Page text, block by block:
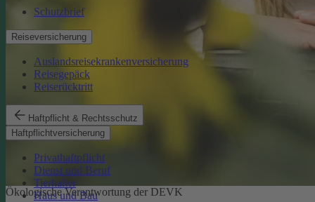
Schutzbrief
Reiseversicherung
Auslandsreisekrankenversicherung
Reisegepäck
Reiserücktritt
Haftpflicht & Rechtsschutz
Haftpflichtversicherung
Privathaftpflicht
Dienst und Beruf
Tierhalter
Haus und Bau
Ökologische Verantwortung der DEVK